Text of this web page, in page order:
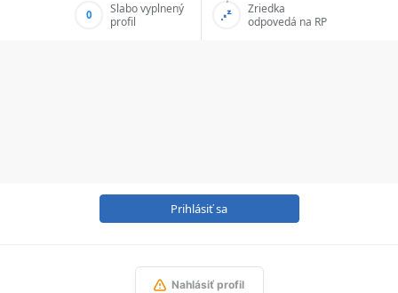
0
Slabo vyplnený
profil
Zriedka
odpovedá na RP
Prihlásiť sa
Nahlásiť profil